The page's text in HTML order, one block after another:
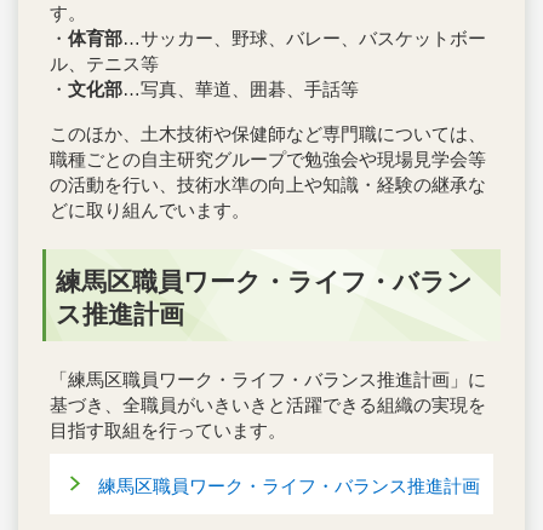
す。
・ 体育部…サッカー、野球、バレー、バスケットボー
ル、テニス等
・ 文化部…写真、華道、囲碁、手話等
このほか、土木技術や保健師など専門職については、
職種ごとの自主研究グループで勉強会や現場見学会等
の活動を行い、技術水準の向上や知識・経験の継承な
どに取り組んでいます。
練馬区職員ワーク・ライフ・バラン
ス推進計画
「練馬区職員ワーク・ライフ・バランス推進計画」に
基づき、全職員がいきいきと活躍できる組織の実現を
目指す取組を行っています。
練馬区職員ワーク・ライフ・バランス推進計画